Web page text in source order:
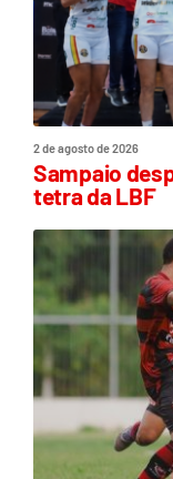
2 de agosto de 2026
Sampaio
tetra da LBF